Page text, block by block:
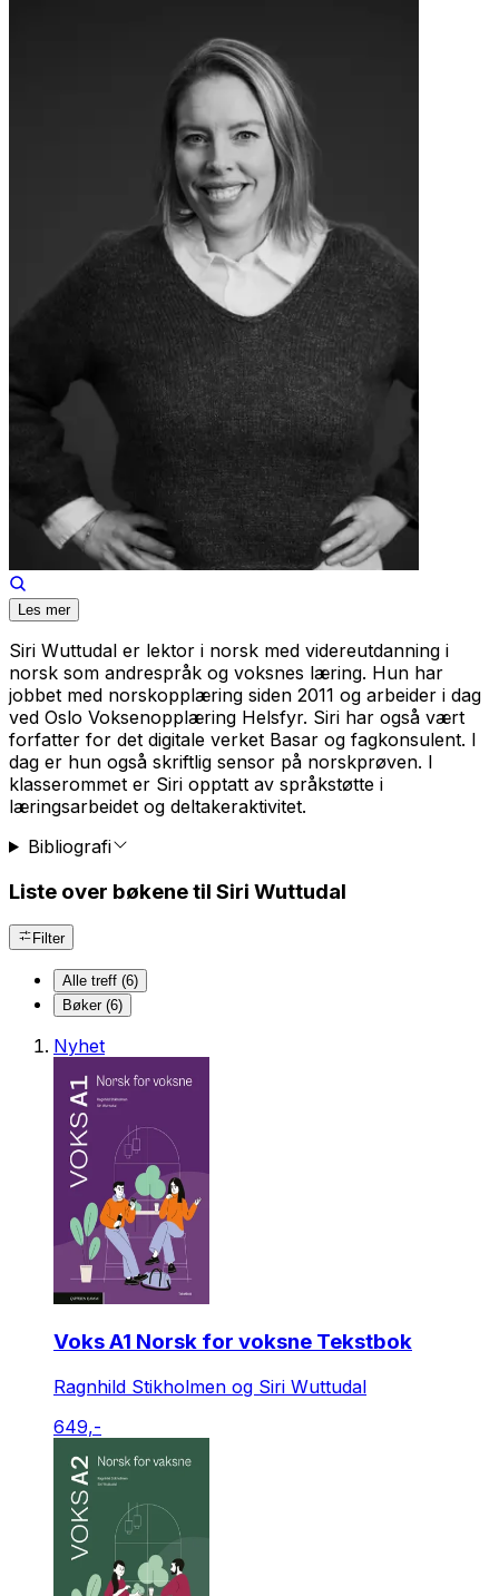
Les mer
Siri Wuttudal er lektor i norsk med videreutdanning i
norsk som andrespråk og voksnes læring. Hun har
jobbet med norskopplæring siden 2011 og arbeider i dag
ved Oslo Voksenopplæring Helsfyr. Siri har også vært
forfatter for det digitale verket Basar og fagkonsulent. I
dag er hun også skriftlig sensor på norskprøven. I
klasserommet er Siri opptatt av språkstøtte i
læringsarbeidet og deltakeraktivitet.
Bibliografi
Liste over bøkene til Siri Wuttudal
Filter
Alle treff (6)
Bøker (6)
Nyhet
Voks A1 Norsk for voksne Tekstbok
Ragnhild Stikholmen og Siri Wuttudal
649,-